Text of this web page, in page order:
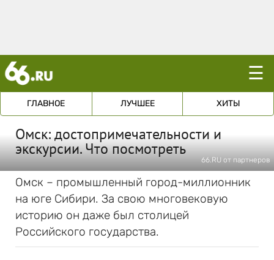
☰
ГЛАВНОЕ ЛУЧШЕЕ ХИТЫ
Омск: достопримечательности и
экскурсии. Что посмотреть
66.RU от партнеров
Омск – промышленный город-миллионник
на юге Сибири. За свою многовековую
историю он даже был столицей
Российского государства.